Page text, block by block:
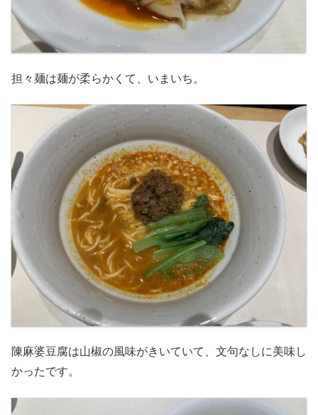
担々麺は麺が柔らかくて、いまいち。
陳麻婆豆腐は山椒の風味がきいていて、文句なしに美味し
かったです。